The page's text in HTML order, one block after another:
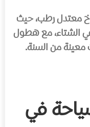
معتدل رطب، حيث
الشتاء، مع هطول
من السنة.
في